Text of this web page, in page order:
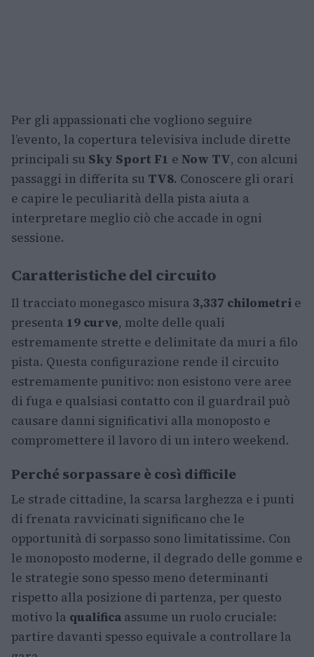
Per gli appassionati che vogliono seguire
l’evento, la copertura televisiva include dirette
principali su Sky Sport F1 e Now TV, con alcuni
passaggi in differita su TV8. Conoscere gli orari
e capire le peculiarità della pista aiuta a
interpretare meglio ciò che accade in ogni
sessione.
Caratteristiche del circuito
Il tracciato monegasco misura 3,337 chilometri e
presenta 19 curve, molte delle quali
estremamente strette e delimitate da muri a filo
pista. Questa configurazione rende il circuito
estremamente punitivo: non esistono vere aree
di fuga e qualsiasi contatto con il guardrail può
causare danni significativi alla monoposto e
compromettere il lavoro di un intero weekend.
Perché sorpassare è così difficile
Le strade cittadine, la scarsa larghezza e i punti
di frenata ravvicinati significano che le
opportunità di sorpasso sono limitatissime. Con
le monoposto moderne, il degrado delle gomme e
le strategie sono spesso meno determinanti
rispetto alla posizione di partenza, per questo
motivo la qualifica assume un ruolo cruciale:
partire davanti spesso equivale a controllare la